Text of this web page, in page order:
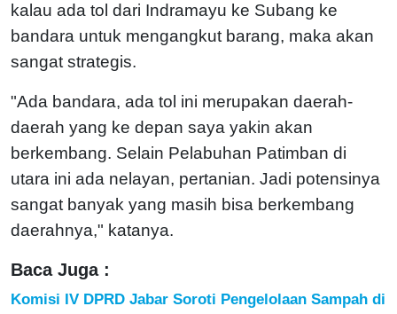
kalau ada tol dari Indramayu ke Subang ke
bandara untuk mengangkut barang, maka akan
sangat strategis.
"Ada bandara, ada tol ini merupakan daerah-
daerah yang ke depan saya yakin akan
berkembang. Selain Pelabuhan Patimban di
utara ini ada nelayan, pertanian. Jadi potensinya
sangat banyak yang masih bisa berkembang
daerahnya," katanya.
Baca Juga :
Komisi IV DPRD Jabar Soroti Pengelolaan Sampah di